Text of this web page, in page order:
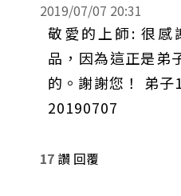
2019/07/07 20:31
敬愛的上師: 很感
品，因為這正是弟
的。謝謝您！ 弟
20190707
17 讚 回覆